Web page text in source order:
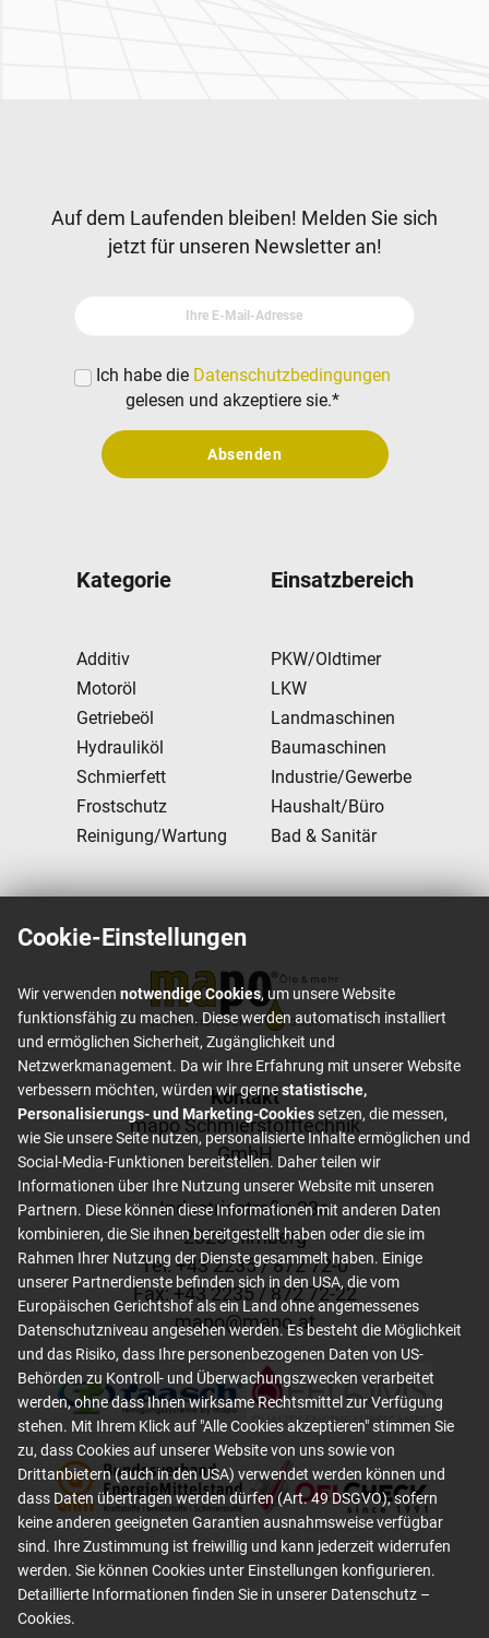
Kategorie
Additiv
Motoröl
Getriebeöl
Hydrauliköl
Schmierfett
Frostschutz
Reinigung/Wartung
Einsatzbereich
PKW/Oldtimer
LKW
Landmaschinen
Baumaschinen
Industrie/Gewerbe
Haushalt/Büro
Bad & Sanitär
Newsletter
Auf dem Laufenden bleiben! Melden Sie sich
jetzt für unseren Newsletter an!
Ihre E-Mail-Adresse
Ich habe die Datenschutzbedingungen
gelesen und akzeptiere sie.*
Absenden
Footer content
Kontakt
mapo Schmierstofftechnik
GmbH
Industriestraße 23a
2325 Himberg
Tel: +43 2235 / 872 72-0
Fax: +43 2235 / 872 72-22
mapo@mapo.at
Cookie-Einstellungen
Wir verwenden notwendige Cookies, um unsere Website
funktionsfähig zu machen. Diese werden automatisch installiert
und ermöglichen Sicherheit, Zugänglichkeit und
Netzwerkmanagement. Da wir Ihre Erfahrung mit unserer Website
verbessern möchten, würden wir gernestatistische,
Personalisierungs- und Marketing-Cookiessetzen, die messen,
wie Sie unsere Seite nutzen, personalisierte Inhalte ermöglichen und
Social-Media-Funktionen bereitstellen. Daher teilen wir
Informationen über Ihre Nutzung unserer Website mit unseren
Partnern. Diese können diese Informationen mit anderen Daten
kombinieren, die Sie ihnen bereitgestellt haben oder die sie im
Rahmen Ihrer Nutzung der Dienste gesammelt haben. Einige
unserer Partnerdienste befinden sich in den USA, die vom
Europäischen Gerichtshof als ein Land ohne angemessenes
Datenschutzniveau angesehen werden. Es besteht die Möglichkeit
und das Risiko, dass Ihre personenbezogenen Daten von US-
Behörden zu Kontroll- und Überwachungszwecken verarbeitet
werden, ohne dass Ihnen wirksame Rechtsmittel zur Verfügung
stehen. Mit Ihrem Klick auf "Alle Cookies akzeptieren" stimmen Sie
zu, dass Cookies auf unserer Website von uns sowie von
Drittanbietern (auch in den USA) verwendet werden können und
dass Daten übertragen werden dürfen (Art. 49 DSGVO), sofern
keine anderen geeigneten Garantien ausnahmsweise verfügbar
sind. Ihre Zustimmung ist freiwillig und kann jederzeit widerrufen
werden. Sie können Cookies unter Einstellungen konfigurieren.
Detaillierte Informationen finden Sie in unserer Datenschutz –
Cookies.